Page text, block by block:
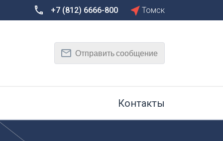
Тамбов
Тюмень
+7 (812) 6666-800 Томск
Отправить сообщение
Контакты